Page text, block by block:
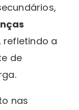
refletindo a
de
nas